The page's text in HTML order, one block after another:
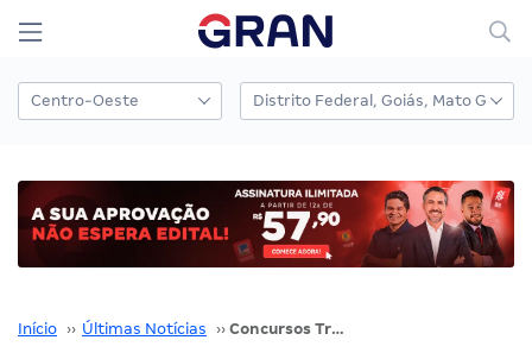
Início ›› Últimas Notícias ›› Concursos Tribunais Federais: PL de reajuste salarial aprovado!